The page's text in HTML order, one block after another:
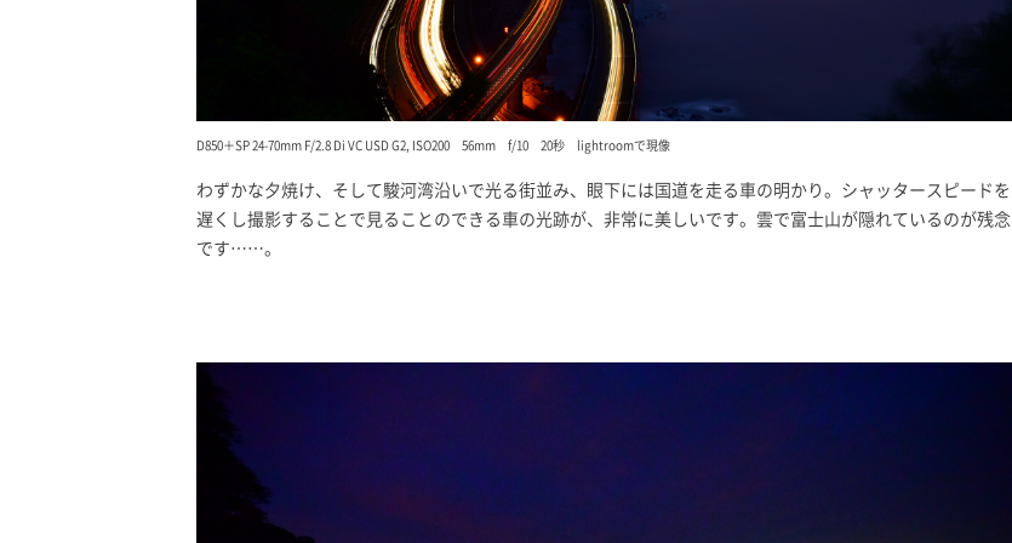
D850＋SP 24-70mm F/2.8 Di VC USD G2, ISO200 56mm f/10 20秒 lightroomで現像
わずかな夕焼け、そして駿河湾沿いで光る街並み、眼下には国道を走る車の明かり。シャッタースピードを
遅くし撮影することで見ることのできる車の光跡が、非常に美しいです。雲で富士山が隠れているのが残念
です……。